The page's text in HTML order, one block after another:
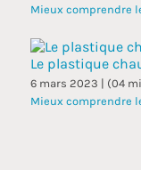
Mieux comprendre
Le plastique
6 mars 2023 | (04
Mieux comprendre